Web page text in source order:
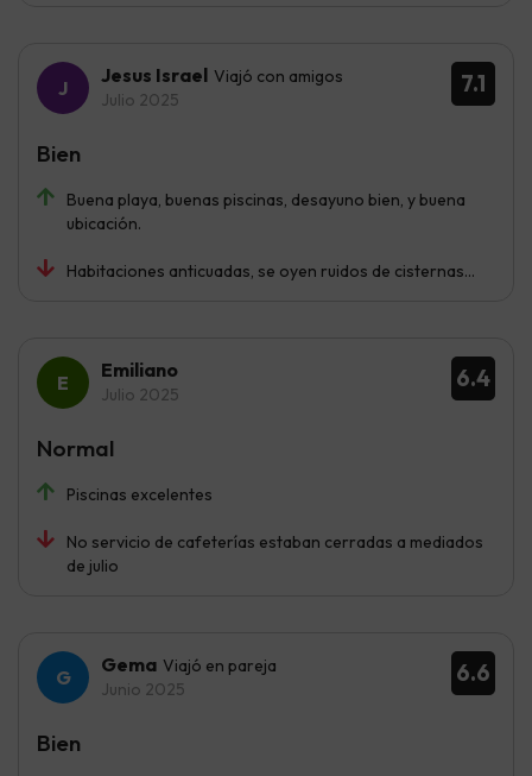
7.1
Jesus Israel Viajó con amigos
Julio 2025
Buena playa, buenas piscinas, desayuno bien, y buena
ubicación.
Habitaciones anticuadas, se oyen ruidos de cisternas...
Bien
6.4
Emiliano
Julio 2025
Piscinas excelentes
No servicio de cafeterías estaban cerradas a mediados
de julio
Normal
6.6
Gema Viajó en pareja
Junio 2025
Bien